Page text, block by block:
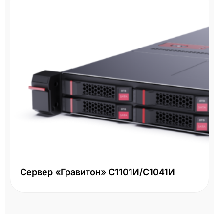
Сервер «Гравитон» С1101И/С1041И